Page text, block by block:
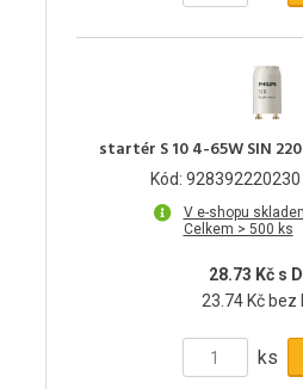
startér S 10 4-65W SIN
Kód: 928392220230
V e-shopu
Celkem > 500 ks
28.73 Kč s
23.74 Kč bez
ks